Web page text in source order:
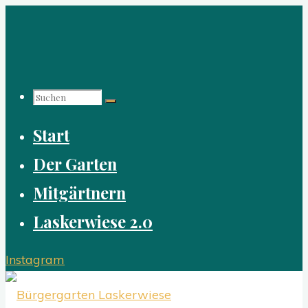
Suchen
nach:
Start
Der Garten
Mitgärtnern
Laskerwiese 2.0
Instagram